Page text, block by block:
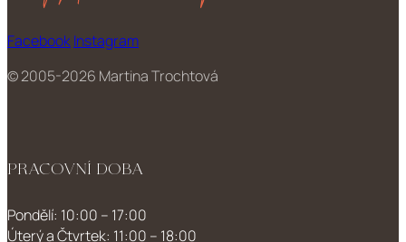
FacebookInstagram
© 2005-2026 Martina Trochtová
PRACOVNÍ DOBA
Pondělí: 10:00 – 17:00
Úterý a Čtvrtek: 11:00 – 18:00